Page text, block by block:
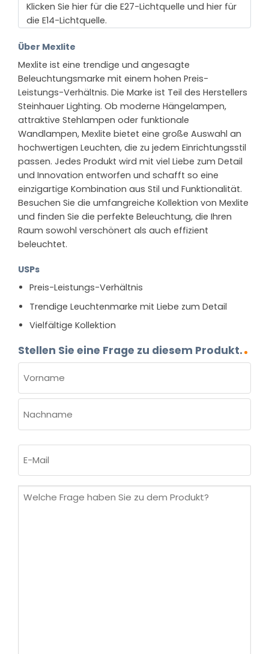
Klicken Sie hier für die E27-Lichtquelle und hier für
die E14-Lichtquelle.
Über Mexlite
Mexlite ist eine trendige und angesagte
Beleuchtungsmarke mit einem hohen Preis-
Leistungs-Verhältnis. Die Marke ist Teil des Herstellers
Steinhauer Lighting. Ob moderne Hängelampen,
attraktive Stehlampen oder funktionale
Wandlampen, Mexlite bietet eine große Auswahl an
hochwertigen Leuchten, die zu jedem Einrichtungsstil
passen. Jedes Produkt wird mit viel Liebe zum Detail
und Innovation entworfen und schafft so eine
einzigartige Kombination aus Stil und Funktionalität.
Besuchen Sie die umfangreiche Kollektion von Mexlite
und finden Sie die perfekte Beleuchtung, die Ihren
Raum sowohl verschönert als auch effizient
beleuchtet.
USPs
Preis-Leistungs-Verhältnis
Trendige Leuchtenmarke mit Liebe zum Detail
Vielfältige Kollektion
Stellen Sie eine Frage zu diesem Produkt.
(ERFORDERLICH)
Vorname
Mail
Welche